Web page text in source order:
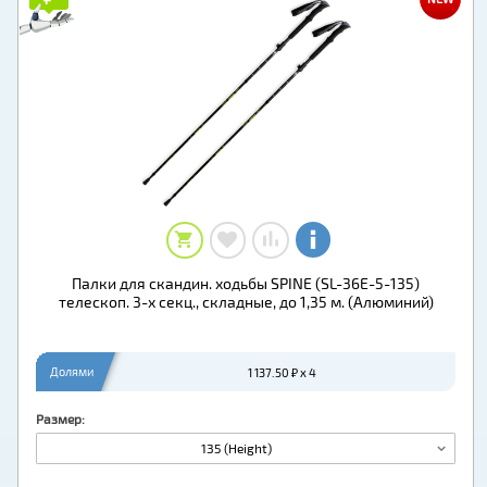
Палки для скандин. ходьбы SPINE (SL-36E-5-135)
телескоп. 3-х секц., складные, до 1,35 м. (Алюминий)
Долями 1 137.50 ₽ x 4
Размер:
135 (Height)